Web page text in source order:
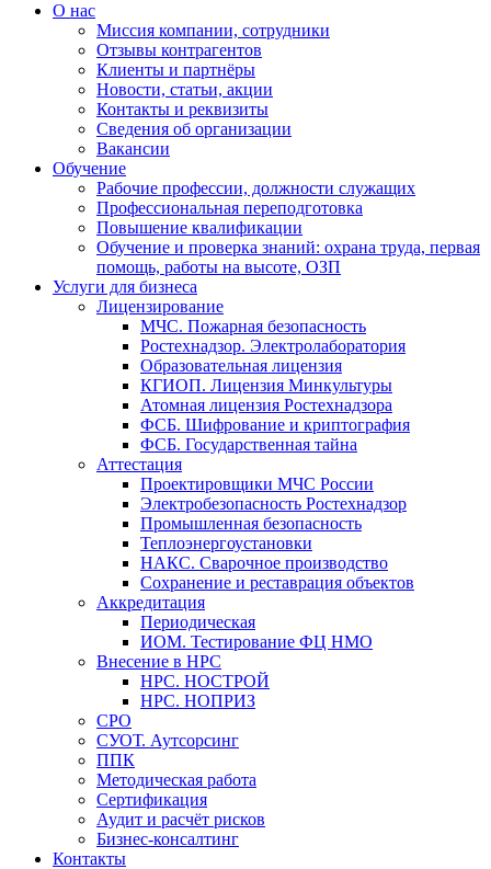
О нас
Миссия компании, сотрудники
Отзывы контрагентов
Клиенты и партнёры
Новости, статьи, акции
Контакты и реквизиты
Сведения об организации
Вакансии
Обучение
Рабочие профессии, должности служащих
Профессиональная переподготовка
Повышение квалификации
Обучение и проверка знаний: охрана труда, первая
помощь, работы на высоте, ОЗП
Услуги для бизнеса
Лицензирование
МЧС. Пожарная безопасность
Ростехнадзор. Электролаборатория
Образовательная лицензия
КГИОП. Лицензия Минкультуры
Атомная лицензия Ростехнадзора
ФСБ. Шифрование и криптография
ФСБ. Государственная тайна
Аттестация
Проектировщики МЧС России
Электробезопасность Ростехнадзор
Промышленная безопасность
Теплоэнергоустановки
НАКС. Сварочное производство
Сохранение и реставрация объектов
Аккредитация
Периодическая
ИОМ. Тестирование ФЦ НМО
Внесение в НРС
НРС. НОСТРОЙ
НРС. НОПРИЗ
СРО
СУОТ. Аутсорсинг
ППК
Методическая работа
Сертификация
Аудит и расчёт рисков
Бизнес-консалтинг
Контакты